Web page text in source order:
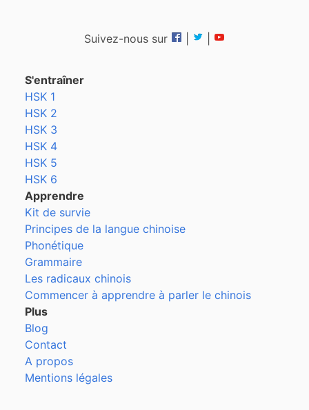
Suivez-nous sur
S'entraîner
HSK 1
HSK 2
HSK 3
HSK 4
HSK 5
HSK 6
Apprendre
Kit de survie
Principes de la langue chinoise
Phonétique
Grammaire
Les radicaux chinois
Commencer à apprendre à parler le chinois
Plus
Blog
Contact
A propos
Mentions légales